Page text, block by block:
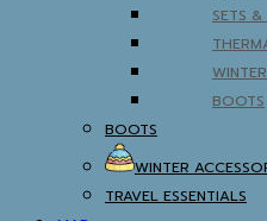
SETS
BOOTS
BOOTS
WINTER
TRAVEL ESSENTIALS